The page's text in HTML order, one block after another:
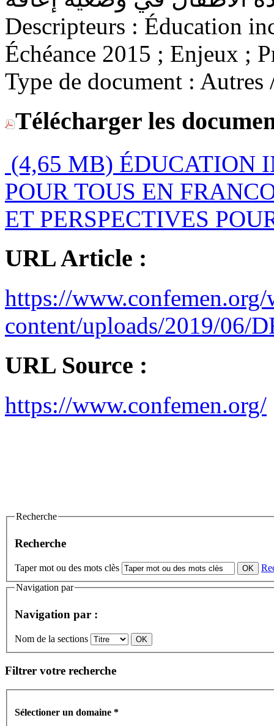
Descripteurs : Éducation
Échéance 2015 ; Enjeux ;
Type de document :
Télécharger les
(4,65 MB) ÉDUCATION
POUR TOUS EN
ET PERSPECTIVES
URL Article :
https://www.confemen.org/
content/uploads/2019/06/
URL Source :
https://www.confemen.org/
Recherche
Recherche
Taper mot ou des mots clès
Navigation par
Navigation par :
Nom de la sections
Filtrer votre recherche
Sélectioner un domaine *